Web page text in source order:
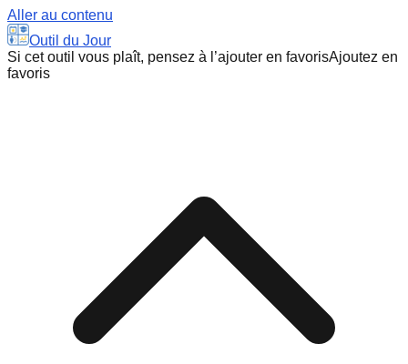
Aller au contenu
Outil du Jour
Si cet outil vous plaît, pensez à l’ajouter en favorisAjoutez en
favoris